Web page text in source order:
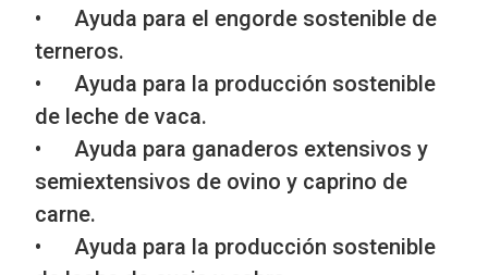
• Ayuda para el engorde sostenible de
terneros.
• Ayuda para la producción sostenible
de leche de vaca.
• Ayuda para ganaderos extensivos y
semiextensivos de ovino y caprino de
carne.
• Ayuda para la producción sostenible